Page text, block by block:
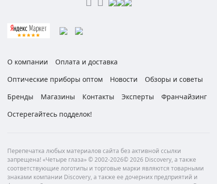
О компании
Оплата и доставка
Оптические приборы оптом
Новости
Обзоры и советы
Бренды
Магазины Контакты Эксперты
Франчайзинг
Остерегайтесь подделок!
Перепечатка любых материалов сайта без активной ссылки
запрещена! «Четыре глаза» © 2002-2026© 2026 Discovery, а также
соответствующие логотипы и торговые марки являются товарными
знаками компании Discovery, а также ее дочерних предприятий и